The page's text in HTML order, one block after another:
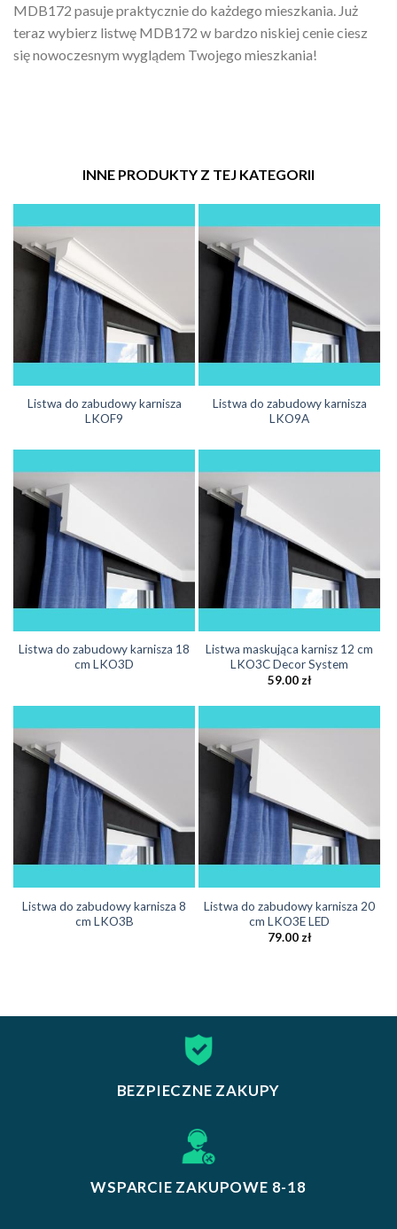
MDB172 pasuje praktycznie do każdego mieszkania. Już
teraz wybierz listwę MDB172 w bardzo niskiej cenie ciesz
się nowoczesnym wyglądem Twojego mieszkania!
INNE PRODUKTY Z TEJ KATEGORII
Listwa do zabudowy karnisza
LKOF9
Listwa do zabudowy karnisza
LKO9A
Listwa do zabudowy karnisza 18
cm LKO3D
Listwa maskująca karnisz 12 cm
LKO3C Decor System
59.00zł
Listwa do zabudowy karnisza 8
cm LKO3B
Listwa do zabudowy karnisza 20
cm LKO3E LED
79.00 zł
BEZPIECZNE ZAKUPY
WSPARCIE ZAKUPOWE 8-18